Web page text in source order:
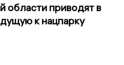
области приводят в
к нацпарку